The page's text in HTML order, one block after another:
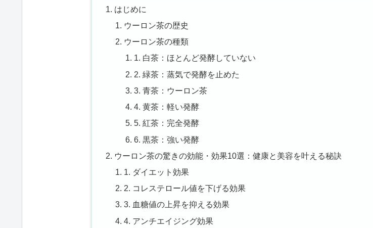
はじめに
ウーロン茶の歴史
ウーロン茶の種類
1. 白茶：ほとんど発酵していない
2. 緑茶：蒸気で発酵を止めた
3. 青茶：ウーロン茶
4. 黄茶：軽い発酵
5. 紅茶：完全発酵
6. 黒茶：強い発酵
ウーロン茶の驚きの効能・効果10選：健康と美容を叶える秘訣
1. ダイエット効果
2. コレステロール値を下げる効果
3. 血糖値の上昇を抑える効果
4. アンチエイジング効果